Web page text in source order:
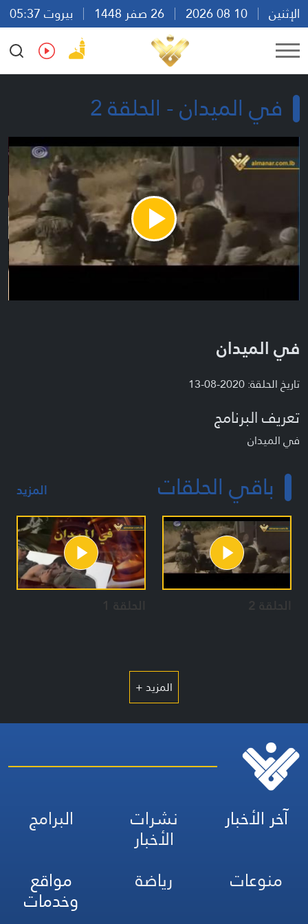
الإثنين
بيروت 05:37
Ar
En Fr Es
في الميدان - الحلقة 2
Play
Video
في الميدان
تاريخ الحلقة: 2020-08-13
تعريف البرنامج
في الميدان
باقي الحلقات المزيد
الحلقة 2 الحلقة 1
المزيد +
آخر الأخبار نشرات
الأخبار
البرامج
منوعات
رياضة مواقع
وخدمات